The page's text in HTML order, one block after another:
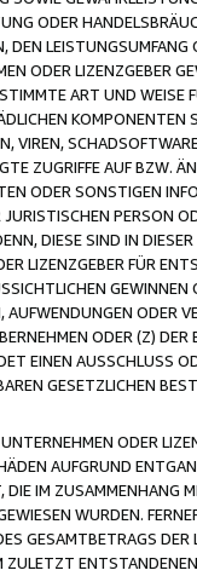
ODER
DEN
ODER LIZENZGEBER
ART UND
VIREN,
ZUGRIFFE AUF BZW.
ODER SONSTIGEN
PERSON
DIESE SIND IN
LIZENZGEBER FÜR
ODER
ODER (Z)
EINEN AUSSCHLUSS
GESETZLICHEN
ODER
AUFGRUND
IM ZUSAMMENHANG
WURDEN.
GESAMTBETRAGS